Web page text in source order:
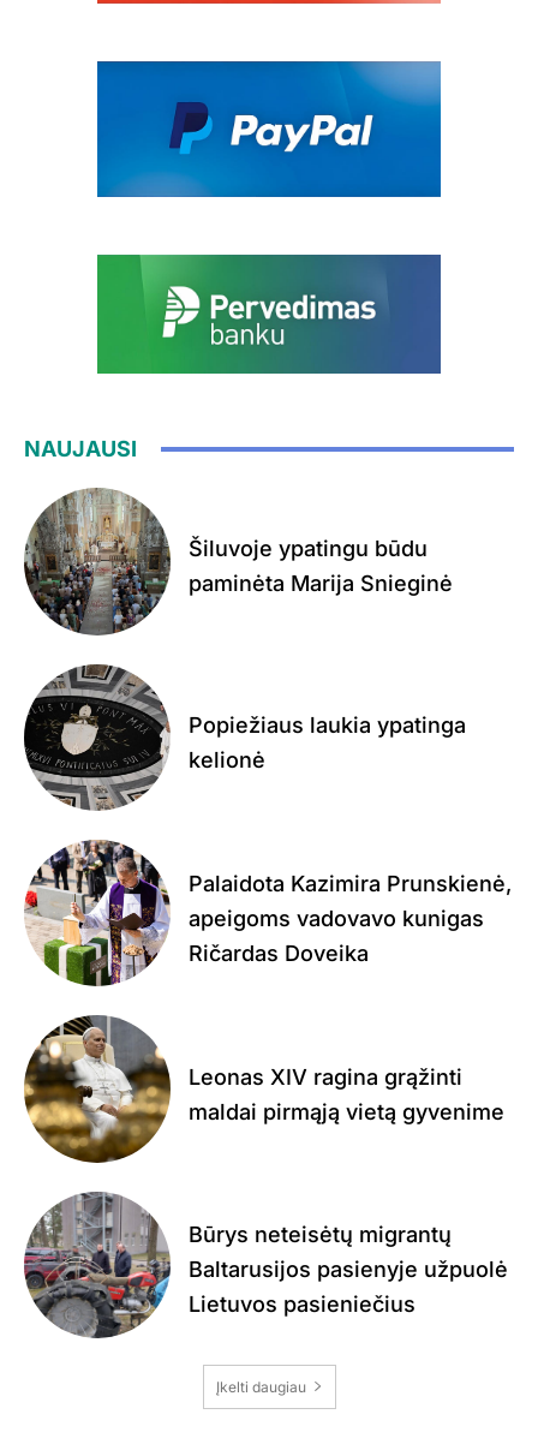
NAUJAUSI
Šiluvoje ypatingu būdu
paminėta Marija Snieginė
Popiežiaus laukia ypatinga
kelionė
Palaidota Kazimira Prunskienė,
apeigoms vadovavo kunigas
Ričardas Doveika
Leonas XIV ragina grąžinti
maldai pirmąją vietą gyvenime
Būrys neteisėtų migrantų
Baltarusijos pasienyje užpuolė
Lietuvos pasieniečius
Įkelti daugiau